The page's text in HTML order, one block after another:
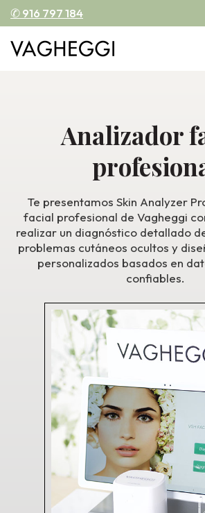
✆ 916 797 184
Analizador
Te presentamos Skin Analyzer
facial profesional de Vagheggi
realizar un diagnóstico detallado
problemas cutáneos ocultos y
personalizados basados en
confiables.